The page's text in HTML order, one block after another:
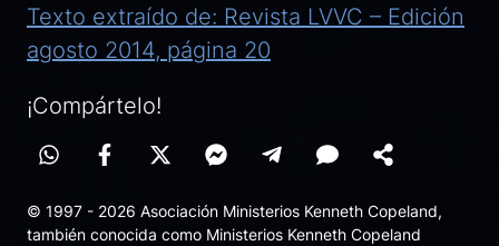
Texto extraído de: Revista LVVC – Edición
agosto 2014, página 20
¡Compártelo!
© 1997 - 2026 Asociación Ministerios Kenneth Copeland,
también conocida como Ministerios Kenneth Copeland